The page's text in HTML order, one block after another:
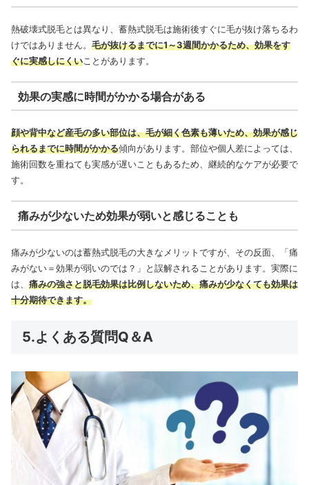
熱破壊式脱毛とは異なり、蓄熱式脱毛は施術後すぐに毛が抜け落ちるわ
けではありません。 毛が抜けるまでに1～3週間かかるため、効果をす
ぐに実感しにくいことがあります。
効果の実感に時間がかかる場合がある
顔や背中など産毛の多い部位は、毛が細く色素も薄いため、効果が感じ
られるまでに時間がかかる傾向があります。部位や個人差によっては、
施術回数を重ねても実感が遅いこともあるため、継続的なケアが必要で
す。
痛みが少ないため効果が弱いと感じることも
痛みが少ないのは蓄熱式脱毛の大きなメリットですが、その反面、「痛
みがない＝効果が弱いのでは？」と誤解されることがあります。実際に
は、 痛みの強さと脱毛効果は比例しないため、痛みが少なくても効果は
十分期待できます。
5.よくある質問Q＆A